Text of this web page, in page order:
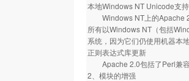
本地Windows NT Unicode支持
Windows NT上的Apache
所有以Windows NT（包括
系统，因为它们仍使用机器本
正则表达式库更新
Apache 2.0包括了Perl兼容
2、模块的增强